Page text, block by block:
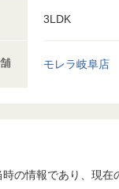
3LDK
モレラ岐阜店
の情報であり、現在